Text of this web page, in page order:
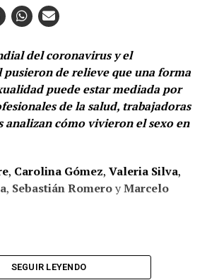
del coronavirus y el
de relieve que una forma
puede estar mediada por
de la salud, trabajadoras
analizan cómo vivieron el sexo en
, Carolina Gómez, Valeria Silva,
, Sebastián RomeroyMarcelo
SEGUIR LEYENDO